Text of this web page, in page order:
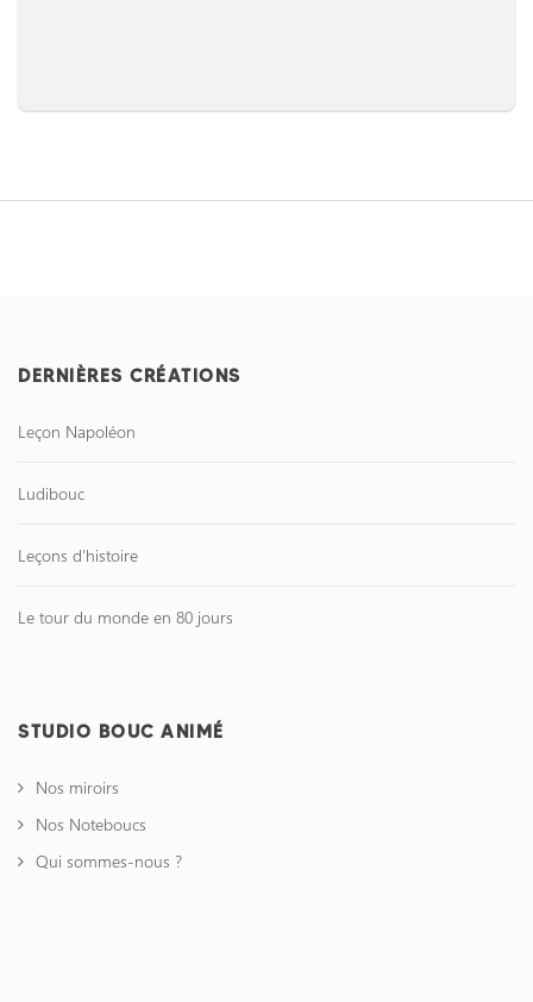
DERNIÈRES CRÉATIONS
Leçon Napoléon
Ludibouc
Leçons d'histoire
Le tour du monde en 80 jours
STUDIO BOUC ANIMÉ
Nos miroirs
Nos Noteboucs
Qui sommes-nous ?